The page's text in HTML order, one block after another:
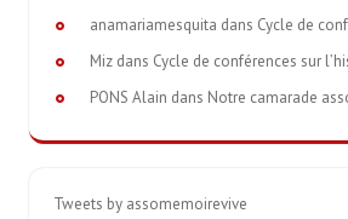
anamariamesquita dans Cycle de
Miz dans Cycle de conférences sur
PONS Alain dans Notre camarade
Tweets by assomemoirevive